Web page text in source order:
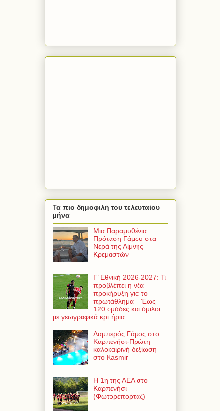
Τα πιο δημοφιλή του τελευταίου
μήνα
Μια Παραμυθένια
Πρόταση Γάμου στα
Νερά της Λίμνης
Κρεμαστών
Γ’ Εθνική 2026-2027: Τι
προβλέπει η νέα
προκήρυξη για το
πρωτάθλημα – Έως
120 ομάδες και όμιλοι
με γεωγραφικά κριτήρια
Λαμπερός Γάμος στο
Καρπενήσι-Πρώτη
καλοκαιρινή δεξίωση
στο Kasmir
Η 1η της ΑΕΛ στο
Καρπενήσι
(Φωτορεπορτάζ)